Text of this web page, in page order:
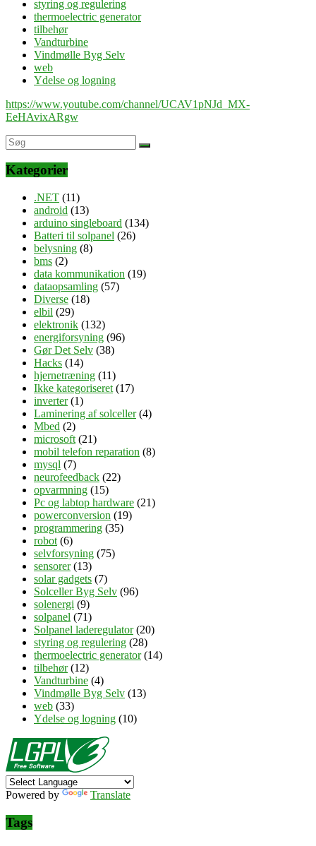
styring og regulering
thermoelectric generator
tilbehør
Vandturbine
Vindmølle Byg Selv
web
Ydelse og logning
https://www.youtube.com/channel/UCAV1pNJd_MX-
EeHAvixARgw
Kategorier
.NET (11)
android (13)
arduino singleboard (134)
Batteri til solpanel (26)
belysning (8)
bms (2)
data kommunikation (19)
dataopsamling (57)
Diverse (18)
elbil (29)
elektronik (132)
energiforsyning (96)
Gør Det Selv (38)
Hacks (14)
hjernetræning (11)
Ikke kategoriseret (17)
inverter(1)
Laminering af solceller(4)
Mbed (2)
microsoft (21)
mobil telefon reparation (8)
mysql (7)
neurofeedback (22)
opvarmning (15)
Pc og labtop hardware (21)
powerconversion (19)
programmering (35)
robot (6)
selvforsyning (75)
sensorer(13)
solar gadgets (7)
Solceller Byg Selv (96)
solenergi (9)
solpanel (71)
Solpanel laderegulator(20)
styring og regulering (28)
thermoelectric generator(14)
tilbehør(12)
Vandturbine (4)
Vindmølle Byg Selv (13)
web (33)
Ydelse og logning (10)
Powered by Translate
Tags